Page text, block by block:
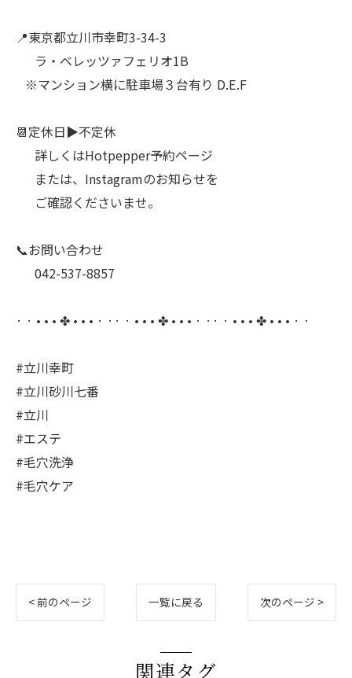
📍東京都立川市幸町3-34-3
⠀⠀ラ・ベレッツァフェリオ1B
⠀※マンション横に駐車場３台有り D.E.F
📆定休日▶︎不定休
⠀⠀詳しくはHotpepper予約ページ
⠀⠀または、Instagramのお知らせを
⠀⠀ご確認くださいませ。
📞お問い合わせ
⠀⠀042-537-8857
· · • • • ✤ • • • · ·· · • • • ✤ • • • · ·· · • • • ✤ • • • · ·
#立川幸町
#立川砂川七番
#立川
#エステ
#毛穴洗浄
#毛穴ケア
< 前のページ 一覧に戻る 次のページ >